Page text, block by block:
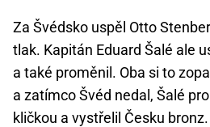
Za Švédsko uspěl Otto
tlak. Kapitán Eduard Šalé ale
a také proměnil. Oba si to
a zatímco Švéd nedal, Šalé
kličkou a vystřelil Česku